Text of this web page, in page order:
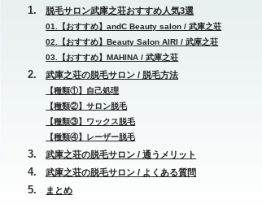
脱毛サロン武庫之荘おすすめ人気3選
01.【おすすめ】andC Beauty salon / 武庫之荘
02.【おすすめ】Beauty Salon AIRI / 武庫之荘
03.【おすすめ】MAHINA / 武庫之荘
武庫之荘の脱毛サロン / 脱毛方法
【種類①】自己処理
【種類②】サロン脱毛
【種類③】ワックス脱毛
【種類④】レーザー脱毛
武庫之荘の脱毛サロン / 通うメリット
武庫之荘の脱毛サロン / よくある質問
まとめ